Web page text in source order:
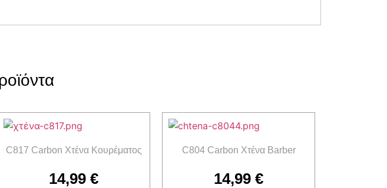
C817 Carbon Χτένα Κουρέματος
14,99 €
C804 Carbon Χτένα Barber
14,99 €